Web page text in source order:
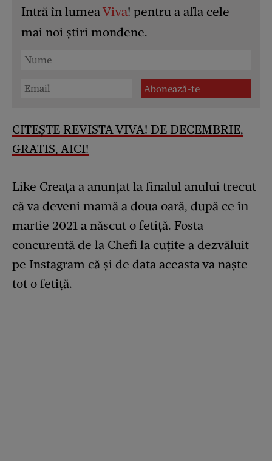
Intră în lumeaViva! pentru a afla cele
mai noi știri mondene.
CITEȘTE REVISTA VIVA! DE DECEMBRIE,
GRATIS, AICI!
Like Creața a anunțat la finalul anului trecut
că va deveni mamă a doua oară, după ce în
martie 2021 a născut o fetiță. Fosta
concurentă de la Chefi la cuțite a dezvăluit
pe Instagram că și de data aceasta va naște
tot o fetiță.